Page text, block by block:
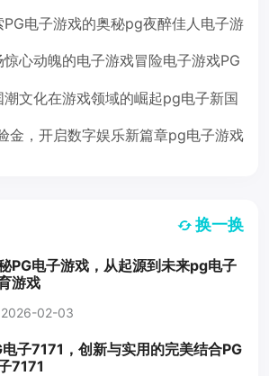
电子游戏的奥秘pg夜醉佳人电子游
惊心动魄的电子游戏冒险电子游戏PG
潮文化在游戏领域的崛起pg电子新国
金，开启数字娱乐新篇章pg电子游戏
换一换
PG电子游戏，从起源到未来pg电子
游戏
2026-02-03
电子7171，创新与实用的完美结合PG
7171